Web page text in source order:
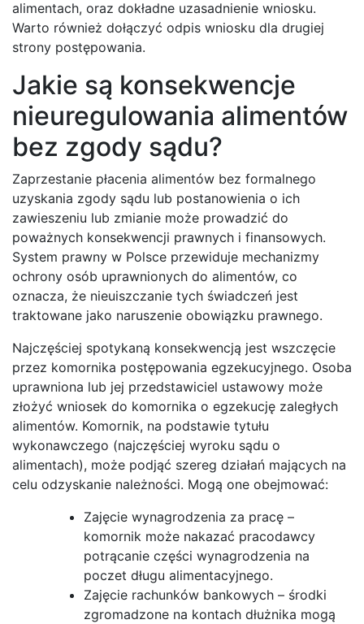
alimentach, oraz dokładne uzasadnienie wniosku.
Warto również dołączyć odpis wniosku dla drugiej
strony postępowania.
Jakie są konsekwencje
nieuregulowania alimentów
bez zgody sądu?
Zaprzestanie płacenia alimentów bez formalnego
uzyskania zgody sądu lub postanowienia o ich
zawieszeniu lub zmianie może prowadzić do
poważnych konsekwencji prawnych i finansowych.
System prawny w Polsce przewiduje mechanizmy
ochrony osób uprawnionych do alimentów, co
oznacza, że nieuiszczanie tych świadczeń jest
traktowane jako naruszenie obowiązku prawnego.
Najczęściej spotykaną konsekwencją jest wszczęcie
przez komornika postępowania egzekucyjnego. Osoba
uprawniona lub jej przedstawiciel ustawowy może
złożyć wniosek do komornika o egzekucję zaległych
alimentów. Komornik, na podstawie tytułu
wykonawczego (najczęściej wyroku sądu o
alimentach), może podjąć szereg działań mających na
celu odzyskanie należności. Mogą one obejmować:
Zajęcie wynagrodzenia za pracę –
komornik może nakazać pracodawcy
potrącanie części wynagrodzenia na
poczet długu alimentacyjnego.
Zajęcie rachunków bankowych – środki
zgromadzone na kontach dłużnika mogą